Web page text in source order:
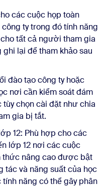
các cuộc họp toàn
ty trong đó tính năng
tất cả người tham gia
lại để tham khảo sau
đào tạo công ty hoặc
nơi cần kiểm soát đám
chọn cài đặt như chia
gia bị tắt.
12: Phù hợp cho các
lớp 12 nơi các cuộc
thức nâng cao được bật
và năng suất của học
năng có thể gây phân